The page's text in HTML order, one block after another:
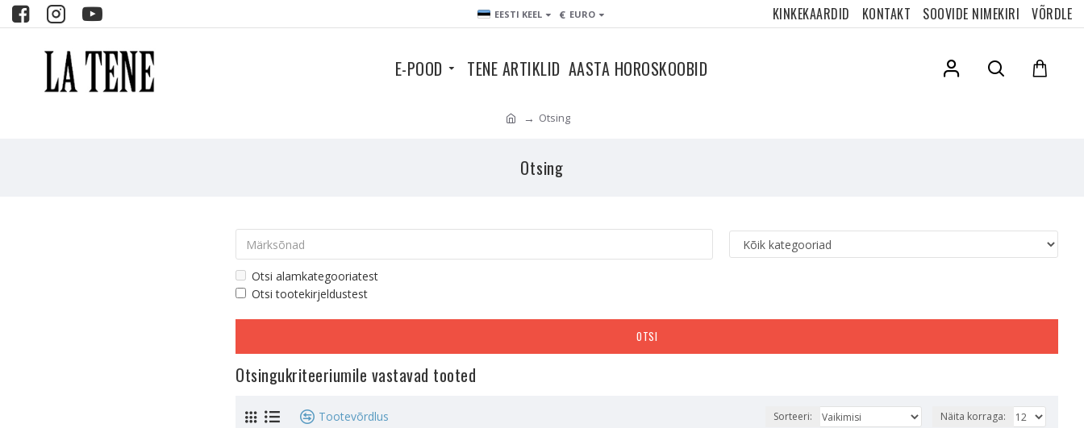
EESTI KEEL € EURO KINKEKAARDID KONTAKT SOOVIDE NIMEKIRI VÕRDLE
E-POOD TENE ARTIKLID AASTA HOROSKOOBID
Otsing
Otsing
Otsi alamkategooriatest
Otsi tootekirjeldustest
OTSI
Otsingukriteeriumile vastavad tooted
Tootevõrdlus Sorteeri: Näita korraga: